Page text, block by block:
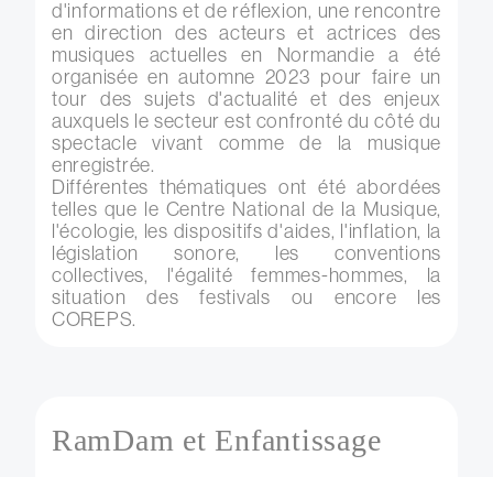
d'informations et de réflexion, une rencontre
en direction des acteurs et actrices des
musiques actuelles en Normandie a été
organisée en automne 2023 pour faire un
tour des sujets d'actualité et des enjeux
auxquels le secteur est confronté du côté du
spectacle vivant comme de la musique
enregistrée.
Différentes thématiques ont été abordées
telles que le Centre National de la Musique,
l'écologie, les dispositifs d'aides, l'inflation, la
législation sonore, les conventions
collectives, l'égalité femmes-hommes, la
situation des festivals ou encore les
COREPS.
RamDam et Enfantissage